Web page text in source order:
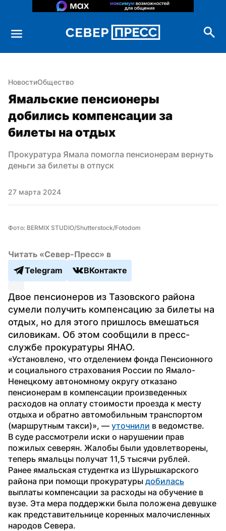
НовостиОбщество
Ямальские пенсионеры
добились компенсации за
билеты на отдых
Прокуратура Ямала помогла пенсионерам вернуть
деньги за билеты в отпуск
27 марта 2024
Фото: BERMIX STUDIO/Shutterstock/Fotodom
Читать «Север-Пресс» в
Telegram
ВКонтакте
Двое пенсионеров из Тазовского района
сумели получить компенсацию за билеты на
отдых, но для этого пришлось вмешаться
силовикам. Об этом сообщили в пресс-
службе прокуратуры ЯНАО.
«Установлено, что отделением фонда Пенсионного
и социального страхования России по Ямало-
Ненецкому автономному округу отказано
пенсионерам в компенсации произведенных
расходов на оплату стоимости проезда к месту
отдыха и обратно автомобильным транспортом
(маршрутным такси)», — уточнили в ведомстве.
В суде рассмотрели иски о нарушении прав
пожилых северян. Жалобы были удовлетворены,
теперь ямальцы получат 11,5 тысячи рублей.
Ранее ямальская студентка из Шурышкарского
района при помощи прокуратуры добилась
выплаты компенсации за расходы на обучение в
вузе. Эта мера поддержки была положена девушке
как представительнице коренных малочисленных
народов Севера.